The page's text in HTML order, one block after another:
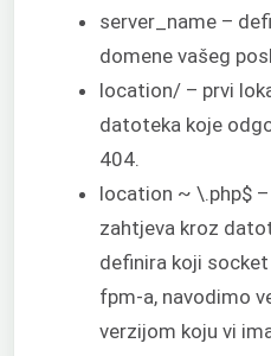
server_name –
domene vašeg
location/ – prvi
datoteka koje
404.
location ~ \.php$
zahtjeva kroz
definira koji
fpm-a, navodimo
verzijom koju vi